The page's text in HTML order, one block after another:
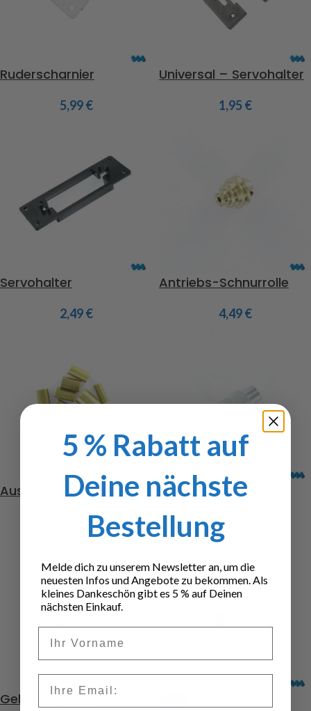
Ruderscharnier
5,99€
Universal – Servohalter
1,95€
Servohalter
2,49€
Antriebs-Schnurrolle
4,49€
Ausgleichshülsen
€
Gabelgelenk M4
3,20
Gelenkkopf M5
5 % Rabatt auf
Deine nächste
Bestellung
Melde dich zu unserem Newsletter an, um die
neuesten Infos und Angebote zu bekommen. Als
kleines Dankeschön gibt es 5 % auf Deinen
nächsten Einkauf.